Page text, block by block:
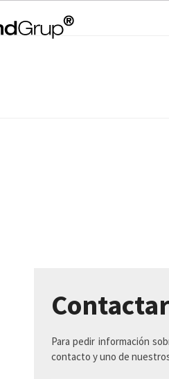
Para pedir información
contacto y uno de